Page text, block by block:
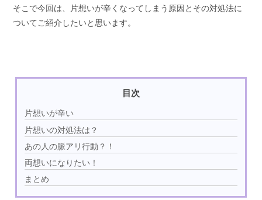
そこで今回は、片想いが辛くなってしまう原因とその対処法に
ついてご紹介したいと思います。
目次
片想いが辛い
片想いの対処法は？
あの人の脈アリ行動？！
両想いになりたい！
まとめ